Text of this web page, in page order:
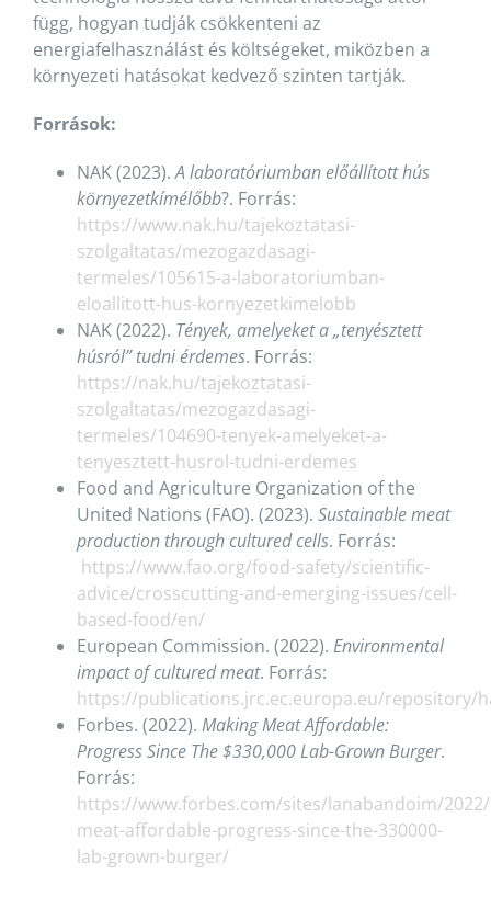
függ, hogyan tudják csökkenteni az
energiafelhasználást és költségeket, miközben a
környezeti hatásokat kedvező szinten tartják.
Források:
NAK (2023).A laboratóriumban előállított hús
környezetkímélőbb?. Forrás:
https://www.nak.hu/tajekoztatasi-
szolgaltatas/mezogazdasagi-
termeles/105615-a-laboratoriumban-
eloallitott-hus-kornyezetkimelobb
NAK (2022). Tények, amelyeket a „tenyésztett
húsról” tudni érdemes. Forrás:
https://nak.hu/tajekoztatasi-
szolgaltatas/mezogazdasagi-
termeles/104690-tenyek-amelyeket-a-
tenyesztett-husrol-tudni-erdemes
Food and Agriculture Organization of the
United Nations (FAO). (2023). Sustainable meat
production through cultured cells. Forrás:
https://www.fao.org/food-safety/scientific-
advice/crosscutting-and-emerging-issues/cell-
based-food/en/
European Commission. (2022). Environmental
impact of cultured meat. Forrás:
https://publications.jrc.ec.europa.eu/repository/
Forbes. (2022). Making Meat Affordable:
Progress Since The $330,000 Lab-Grown Burger.
Forrás:
https://www.forbes.com/sites/lanabandoim/
meat-affordable-progress-since-the-330000-
lab-grown-burger/